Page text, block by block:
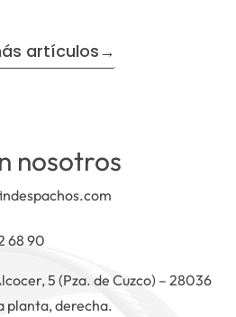
artículos→
nosotros
68 90
5 (Pza. de Cuzco) – 28036
planta, derecha.